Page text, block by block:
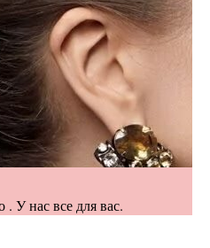
. У нас все для вас.